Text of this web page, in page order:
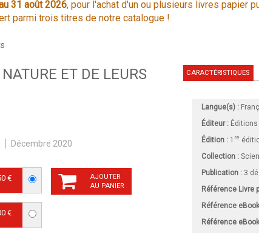
31 août 2026, pour l'achat d'un ou plusieurs livres papier
parmi trois titres de notre catalogue !
ET DE LEURS
Décembre 2020
€
€
AJOUTER
AU PANIER
CARACTÉRISTIQUES
Langue(s) :
Éditeur :
Édition : 1 re
Collection :
Publication : 3
Référence Livre
Référence eBook
Référence